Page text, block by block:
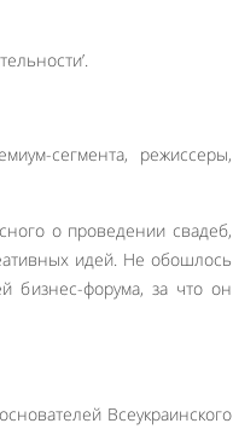
сегмента, режиссеры,
о проведении свадеб,
идей. Не обошлось
бизнес-форума, за что он
Всеукраинского